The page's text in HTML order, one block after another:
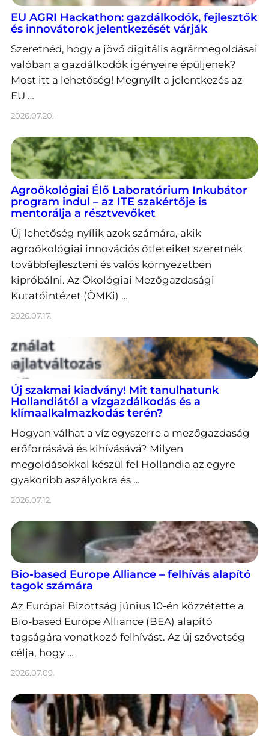
EU AGRI Hackathon: gazdálkodók, fejlesztők
és innovátorok jelentkezését várják
Szeretnéd, hogy a jövő digitális agrármegoldásai
valóban a gazdálkodók igényeire épüljenek?
Most itt a lehetőség! Megnyílt a jelentkezés az
EU …
2026.07.20.
Agroökológiai Élő Laboratórium Inkubátor
program indul – az ITE szakértője is
mentorálja a résztvevőket
Új lehetőség nyílik azok számára, akik
agroökológiai innovációs ötleteiket szeretnék
továbbfejleszteni és valós környezetben
kipróbálni. Az Ökológiai Mezőgazdasági
Kutatóintézet (ÖMKi) …
2026.07.17.
Új szakmai kiadvány! Mit tanulhatunk
Hollandiától a vízgazdálkodás és a
klímaalkalmazkodás terén?
Hogyan válhat a víz egyszerre a mezőgazdaság
erőforrásává és kihívásává? Milyen
megoldásokkal készül fel Hollandia az egyre
gyakoribb aszályokra és …
2026.07.12.
Bio-based Europe Alliance – felhívás alapító
tagok számára
Az Európai Bizottság június 10-én közzétette a
Bio-based Europe Alliance (BEA) alapító
tagságára vonatkozó felhívást. Az új szövetség
célja, hogy …
2026.07.09.